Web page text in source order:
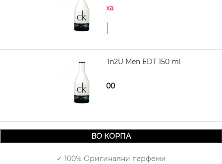
Нема на залиха
CALVIN KLEIN In2U Men EDT 150 ml
2.500,002.030,00
ВО КОРПА
✓ 100% Оригинални парфеми